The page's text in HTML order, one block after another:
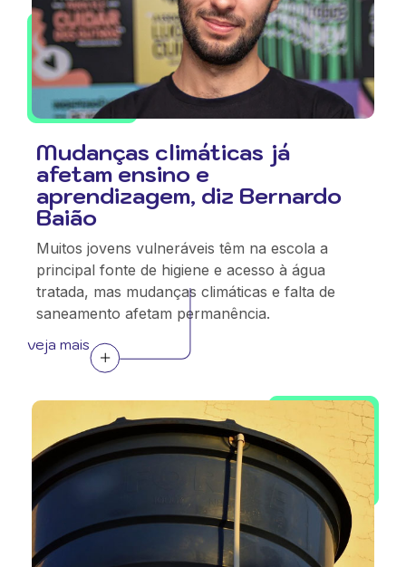
Mudanças climáticas já
afetam ensino e
aprendizagem, diz Bernardo
Baião
Muitos jovens vulneráveis têm na escola a
principal fonte de higiene e acesso à água
tratada, mas mudanças climáticas e falta de
saneamento afetam permanência.
veja mais